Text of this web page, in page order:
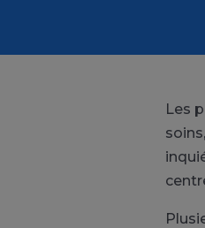
Les